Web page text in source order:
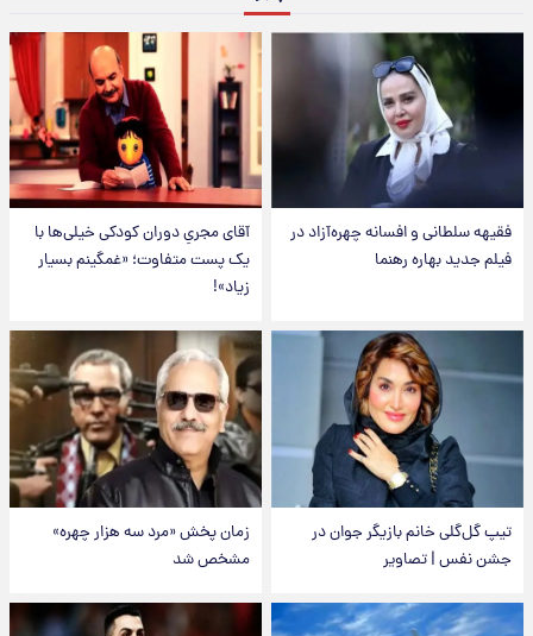
فقیهه سلطانی و افسانه چهره‌آزاد در
فیلم جدید بهاره رهنما
آقای مجریِ دوران کودکی خیلی‌ها با
یک پست متفاوت؛ «غمگینم بسیار
زیاد»!
تیپ گل‌گلی خانم بازیگر جوان در
جشن نفس | تصاویر
زمان پخش «مرد سه هزار چهره»
مشخص شد